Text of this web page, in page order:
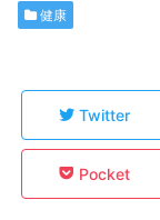
健康
Twitter
Pocket